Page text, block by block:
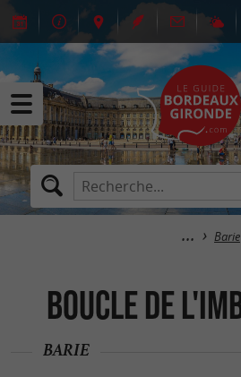
Barie
Boucle de
BARIE